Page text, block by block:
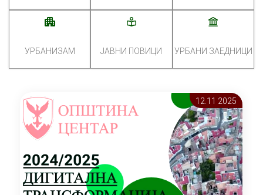
УРБАНИЗАМ ЈАВНИ ПОВИЦИ УРБАНИ ЗАЕДНИЦИ
12.11 2025